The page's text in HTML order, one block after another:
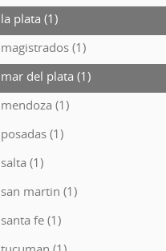
la plata (1)
magistrados (1)
mar del plata (1)
mendoza (1)
posadas (1)
salta (1)
san martin (1)
santa fe (1)